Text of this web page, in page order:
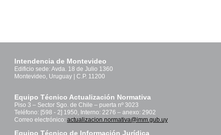
Intendencia de Montevideo
Edificio sede: Avda. 18 de Julio 1360
Montevideo, Uruguay | C.P. 11200
Equipo Técnico Actualización Normativa
Piso 3 – Sector Sgo. de Chile – puerta nº 3023
Teléfono: [598 - 2] 1950, Interno: 2276 – anexo: 2902
Correo electrónico: actualizacion.normativa@imm.gub.uy
Equipo Técnico de Información Jurídica